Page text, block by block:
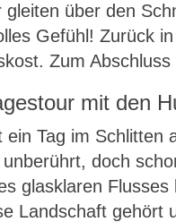
gleiten über den
Gefühl! Zurück
Zum
mit den
ein Tag im Schlitten
doch
glasklaren
Landschaft gehört